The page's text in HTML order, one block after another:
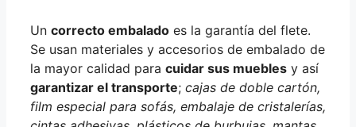
Un correcto embalado es la garantía del flete.
Se usan materiales y accesorios de embalado de
la mayor calidad para cuidar sus muebles y así
garantizar el transporte; cajas de doble cartón,
film especial para sofás, embalaje de cristalerías,